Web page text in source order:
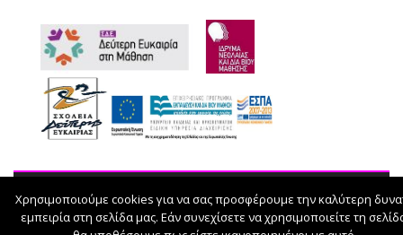
© 2026
Χρησιμοποιούμε cookies για να σας προσφέρουμε την καλύτερη
εμπειρία στη σελίδα μας. Εάν συνεχίσετε να χρησιμοποιείτε τη